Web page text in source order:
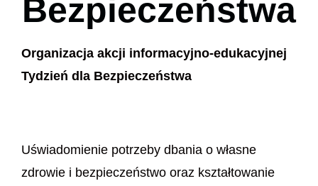
Bezpieczeństwa
Organizacja akcji informacyjno-edukacyjnej
Tydzień dla Bezpieczeństwa
Uświadomienie potrzeby dbania o własne
zdrowie i bezpieczeństwo oraz kształtowanie